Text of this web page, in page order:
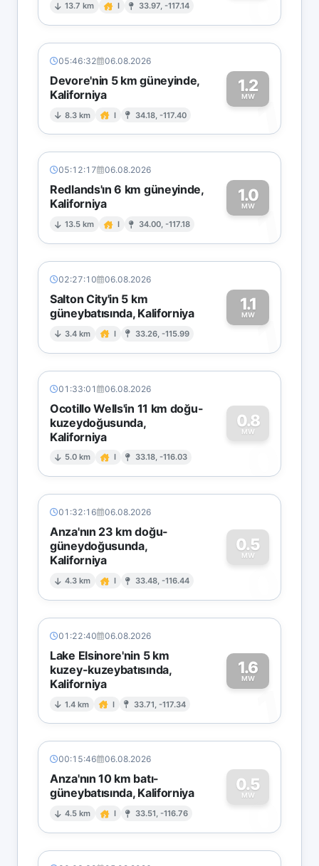
13.7 km I 33.97, -117.14
05:46:32 06.08.2026
Devore'nin 5 km güneyinde,
Kaliforniya
8.3 km I 34.18, -117.40
1.2
MW1
05:12:17 06.08.2026
Redlands'ın 6 km güneyinde,
Kaliforniya
13.5 km I 34.00, -117.18
1.0
MW1
02:27:10 06.08.2026
Salton City'in 5 km
güneybatısında, Kaliforniya
3.4 km I 33.26, -115.99
1.1
MW1
01:33:01 06.08.2026
Ocotillo Wells'in 11 km doğu-
kuzeydoğusunda,
Kaliforniya
5.0 km I 33.18, -116.03
0.8
MW
0
01:32:16 06.08.2026
Anza'nın 23 km doğu-
güneydoğusunda,
Kaliforniya
4.3 km I 33.48, -116.44
0.5
MW
0
01:22:40 06.08.2026
Lake Elsinore'nin 5 km
kuzey-kuzeybatısında,
Kaliforniya
1.4 km I 33.71, -117.34
1.6
MW
1
00:15:46 06.08.2026
Anza'nın 10 km batı-
güneybatısında, Kaliforniya
4.5 km I 33.51, -116.76
0.5
MW
0